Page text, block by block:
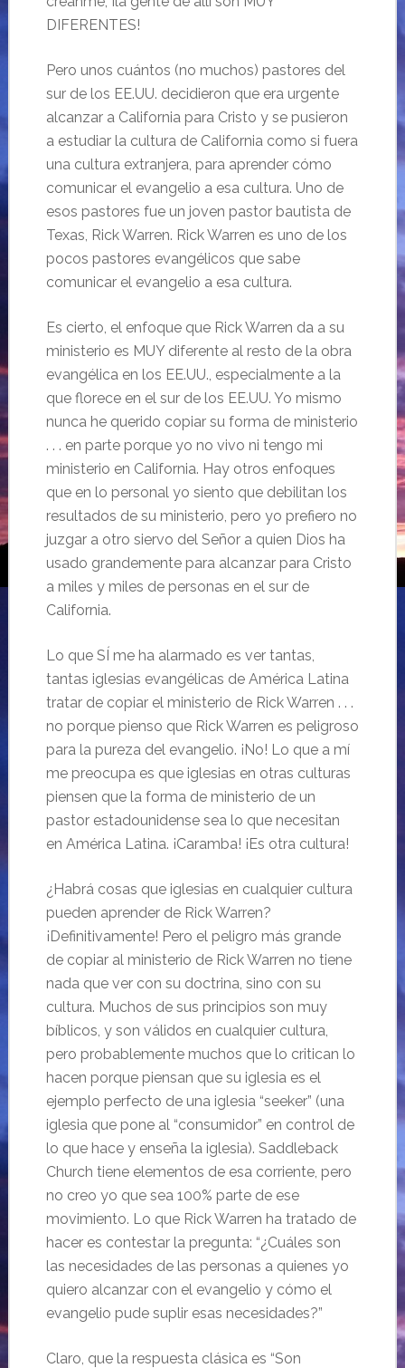
DIFERENTES!
Pero unos cuántos (no muchos) pastores del
sur de los EE.UU. decidieron que era urgente
alcanzar a California para Cristo y se pusieron
a estudiar la cultura de California como si fuera
una cultura extranjera, para aprender cómo
comunicar el evangelio a esa cultura. Uno de
esos pastores fue un joven pastor bautista de
Texas, Rick Warren. Rick Warren es uno de los
pocos pastores evangélicos que sabe
comunicar el evangelio a esa cultura.
Es cierto, el enfoque que Rick Warren da a su
ministerio es MUY diferente al resto de la obra
evangélica en los EE.UU., especialmente a la
que florece en el sur de los EE.UU. Yo mismo
nunca he querido copiar su forma de ministerio
. . . en parte porque yo no vivo ni tengo mi
ministerio en California. Hay otros enfoques
que en lo personal yo siento que debilitan los
resultados de su ministerio, pero yo prefiero no
juzgar a otro siervo del Señor a quien Dios ha
usado grandemente para alcanzar para Cristo
a miles y miles de personas en el sur de
California.
Lo que SÍ me ha alarmado es ver tantas,
tantas iglesias evangélicas de América Latina
tratar de copiar el ministerio de Rick Warren . . .
no porque pienso que Rick Warren es peligroso
para la pureza del evangelio. ¡No! Lo que a mí
me preocupa es que iglesias en otras culturas
piensen que la forma de ministerio de un
pastor estadounidense sea lo que necesitan
en América Latina. ¡Caramba! ¡Es otra cultura!
¿Habrá cosas que iglesias en cualquier cultura
pueden aprender de Rick Warren?
¡Definitivamente! Pero el peligro más grande
de copiar al ministerio de Rick Warren no tiene
nada que ver con su doctrina, sino con su
cultura. Muchos de sus principios son muy
bíblicos, y son válidos en cualquier cultura,
pero probablemente muchos que lo critican lo
hacen porque piensan que su iglesia es el
ejemplo perfecto de una iglesia “seeker” (una
iglesia que pone al “consumidor” en control de
lo que hace y enseña la iglesia). Saddleback
Church tiene elementos de esa corriente, pero
no creo yo que sea 100% parte de ese
movimiento. Lo que Rick Warren ha tratado de
hacer es contestar la pregunta: “¿Cuáles son
las necesidades de las personas a quienes yo
quiero alcanzar con el evangelio y cómo el
evangelio pude suplir esas necesidades?”
Claro, que la respuesta clásica es “Son